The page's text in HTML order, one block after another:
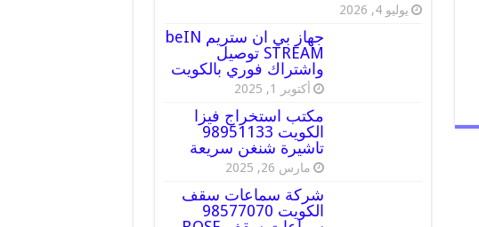
يوليو 4, 2026
جهاز بي ان ستريم beIN
STREAM توصيل
واشتراك فوري بالكويت
أكتوبر 1, 2025
مكتب استخراج فيزا
الكويت 98951133
تاشيرة شنغن سريعة
مارس 26, 2025
شركة سماعات سقف
الكويت 98577070